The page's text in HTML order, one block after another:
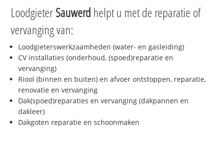
LoodgieterSauwerdhelpt u met de reparatie of
vervanging van:
Loodgieterswerkzaamheden (water- en gasleiding)
CV installaties (onderhoud, (spoed)reparatie en
vervanging)
Riool (binnen en buiten) en afvoer ontstoppen, reparatie,
renovatie en vervanging
Dak(spoed)reparaties en vervanging (dakpannen en
dakleer)
Dakgoten reparatie en schoonmaken